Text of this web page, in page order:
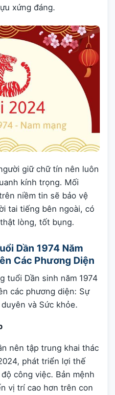
xứng đáng.
giữ chữ tín nên luôn
kính trọng. Mối
niềm tin sẽ bảo vệ
tai tiếng bên ngoài, có
lòng, tốt bụng.
Dần 1974 Năm
Các Phương Diện
tuổi Dần sinh năm 1974
các phương diện: Sự
và Sức khỏe.
nên tập trung khai thác
phát triển lợi thế
công việc. Bản mệnh
vị trí cao hơn trên con